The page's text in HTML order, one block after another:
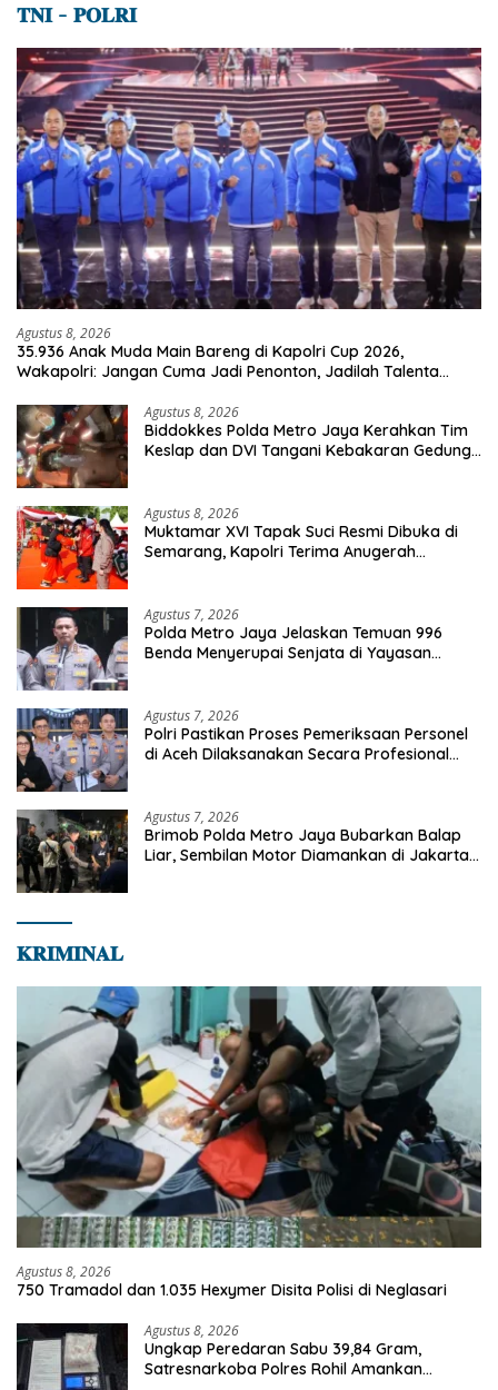
𝐓𝐍𝐈 – 𝐏𝐎𝐋𝐑𝐈
Agustus 8, 2026
35.936 Anak Muda Main Bareng di Kapolri Cup 2026,
Wakapolri: Jangan Cuma Jadi Penonton, Jadilah Talenta
Agustus 8, 2026
Biddokkes Polda Metro Jaya Kerahkan Tim
Keslap dan DVI Tangani Kebakaran Gedung
Agustus 8, 2026
Muktamar XVI Tapak Suci Resmi Dibuka di
Semarang, Kapolri Terima Anugerah
Agustus 7, 2026
Polda Metro Jaya Jelaskan Temuan 996
Benda Menyerupai Senjata di Yayasan
Agustus 7, 2026
Polri Pastikan Proses Pemeriksaan Personel
di Aceh Dilaksanakan Secara Profesional
Agustus 7, 2026
Brimob Polda Metro Jaya Bubarkan Balap
Liar, Sembilan Motor Diamankan di Jakarta
𝐊𝐑𝐈𝐌𝐈𝐍𝐀𝐋
Agustus 8, 2026
750 Tramadol dan 1.035 Hexymer Disita Polisi di Neglasari
Agustus 8, 2026
Ungkap Peredaran Sabu 39,84 Gram,
Satresnarkoba Polres Rohil Amankan